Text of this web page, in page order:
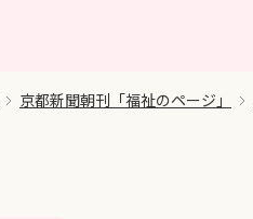
京都新聞朝刊「福祉のページ」